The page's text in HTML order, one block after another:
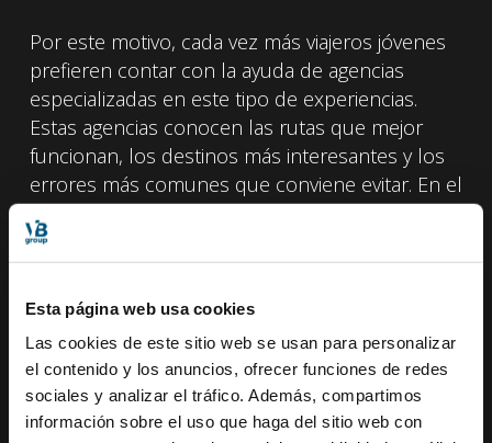
Esta página web usa cookies
Las cookies de este sitio web se usan para personalizar
el contenido y los anuncios, ofrecer funciones de redes
sociales y analizar el tráfico. Además, compartimos
información sobre el uso que haga del sitio web con
Por este motivo, cada vez más viajeros jóvenes
prefieren contar con la ayuda de agencias
especializadas en este tipo de experiencias.
Estas agencias conocen las rutas que mejor
funcionan, los destinos más interesantes y los
errores más comunes que conviene evitar. En el
caso de Railgo, los viajes están diseñados
específicamente para jóvenes que quieren
descubrir Europa en tren de una forma sencilla,
social y bien organizada. Esto permite disfrutar
de la aventura del Interrail sin tener que dedicar
semanas a planificar cada detalle del itinerario.
Al final, un Interrail bien preparado no es solo